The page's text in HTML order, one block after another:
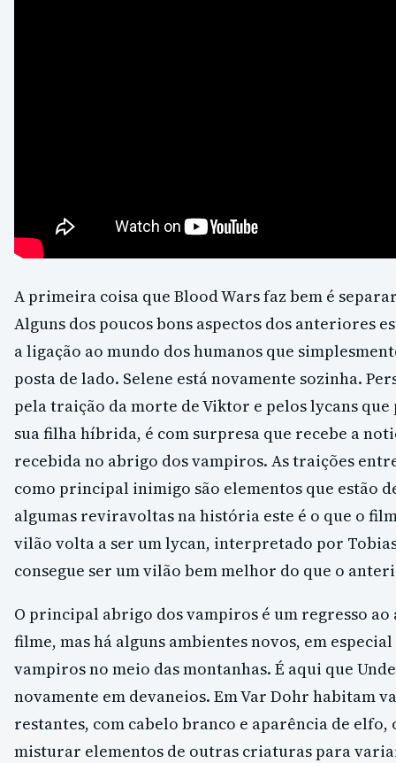
A primeira coisa que Blood Wars faz bem é
Alguns dos poucos bons aspectos dos anteriores
a ligação ao mundo dos humanos que
posta de lado. Selene está novamente sozinha.
pela traição da morte de Viktor e pelos lycans que
sua filha híbrida, é com surpresa que recebe a
recebida no abrigo dos vampiros. As traições
como principal inimigo são elementos que estão
algumas reviravoltas na história este é o que o
vilão volta a ser um lycan, interpretado por
consegue ser um vilão bem melhor do que o
O principal abrigo dos vampiros é um regresso
filme, mas há alguns ambientes novos, em
vampiros no meio das montanhas. É aqui que
novamente em devaneios. Em Var Dohr habitam
restantes, com cabelo branco e aparência de
misturar elementos de outras criaturas para